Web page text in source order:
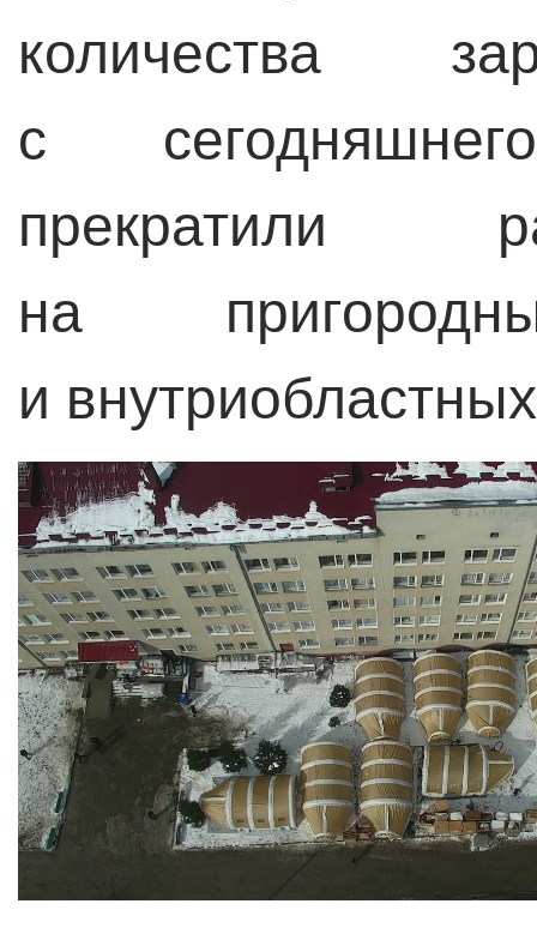
количества
с
прекратили
на
и